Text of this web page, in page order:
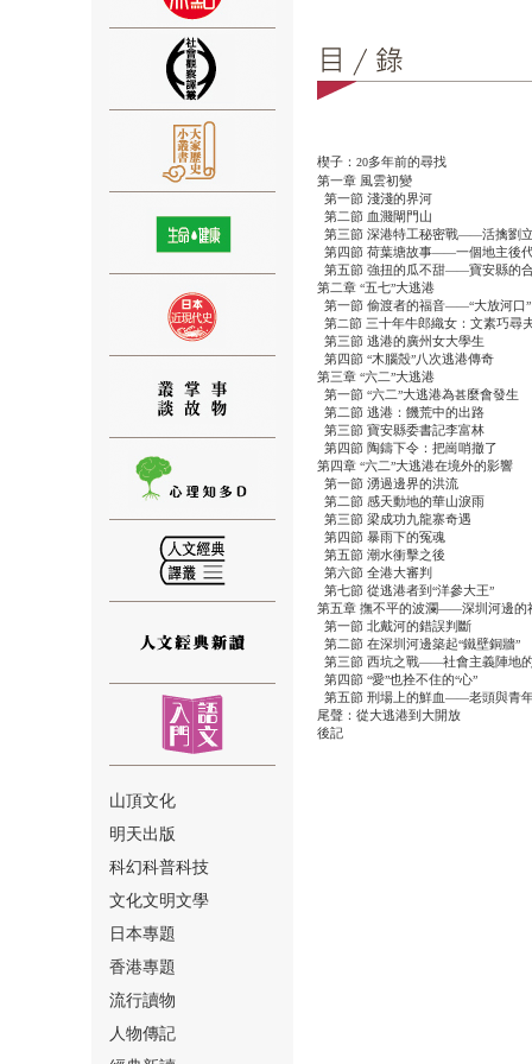
⑫
⑬
⑭
山頂文化
明天出版
科幻科普科技
文化文明文學
日本專題
香港專題
流行讀物
人物傳記
楔子： 20多年前的尋找
第一章 風雲初變
第一節 淺淺的界河
第二節 血濺閘門山
第三節 深港特工秘密戰——活擒劉
第四節 荷葉塘故事——一個地主後
第五節 強扭的瓜不甜——寶安縣的
第二章 “五七”大逃港
第一節 偷渡者的福音——“大放河口”
第二節 三十年牛郎織女：文素巧尋
第三節 逃港的廣州女大學生
第四節 “木腦殼”八次逃港傳奇
第三章 “六二”大逃港
第一節 “六二”大逃港為甚麼會發生
第二節 逃港：饑荒中的出路
第三節 寶安縣委書記李富林
第四節 陶鑄下令：把崗哨撤了
第四章 “六二”大逃港在境外的影響
第一節 湧過邊界的洪流
第二節 感天動地的華山淚雨
第三節 梁成功九龍寨奇遇
第四節 暴雨下的冤魂
第五節 潮水衝擊之後
第六節 全港大審判
第七節 從逃港者到“洋參大王”
第五章 撫不平的波瀾——深圳河邊的
第一節 北戴河的錯誤判斷
第二節 在深圳河邊築起“鐵壁銅牆”
第三節 西坑之戰——社會主義陣地
第四節 “愛”也拴不住的“心”
第五節 刑場上的鮮血——老頭與青
尾聲：從大逃港到大開放
後記